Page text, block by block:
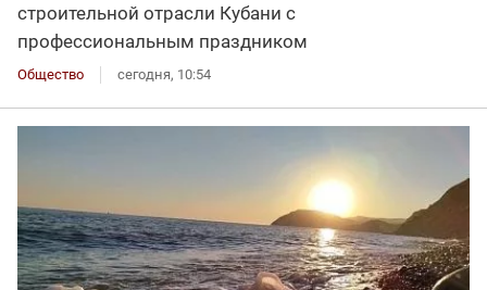
строительной отрасли Кубани с
профессиональным праздником
Общество сегодня, 10:54